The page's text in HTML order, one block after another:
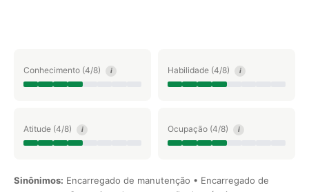
Conhecimento (4/8) i Habilidade (4/8) i
Atitude (4/8) i Ocupação (4/8) i
Sinônimos: Encarregado de manutenção • Encarregado de